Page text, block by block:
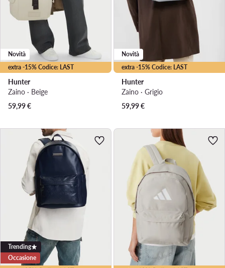
extra -15% Codice: LAST
Novità
Hunter
Zaino · Beige
59,99€
extra -15% Codice: LAST
Novità
Hunter
Zaino · Grigio
59,99€
Trending
Occasione